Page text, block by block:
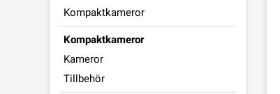
Kompaktkameror
Kompaktkameror
Kameror
Tillbehör